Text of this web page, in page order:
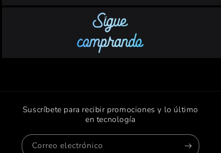
Suscríbete para recibir promociones y lo último
en tecnología
Correo electrónico